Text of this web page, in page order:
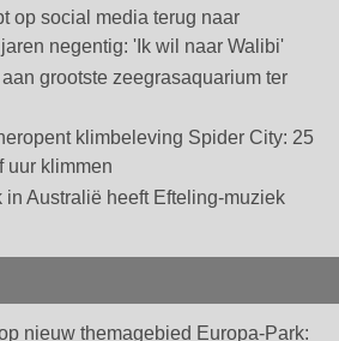
op social media terug naar
negentig: 'Ik wil naar Walibi'
grootste zeegrasaquarium ter
klimbeleving Spider City: 25
uur klimmen
in Australië heeft Efteling-muziek
nieuw themagebied Europa-Park: